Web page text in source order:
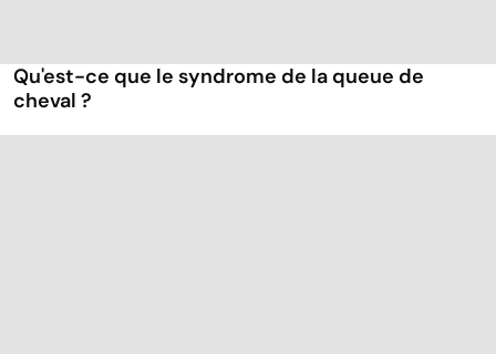
Qu'est-ce que le syndrome de la queue de
cheval ?